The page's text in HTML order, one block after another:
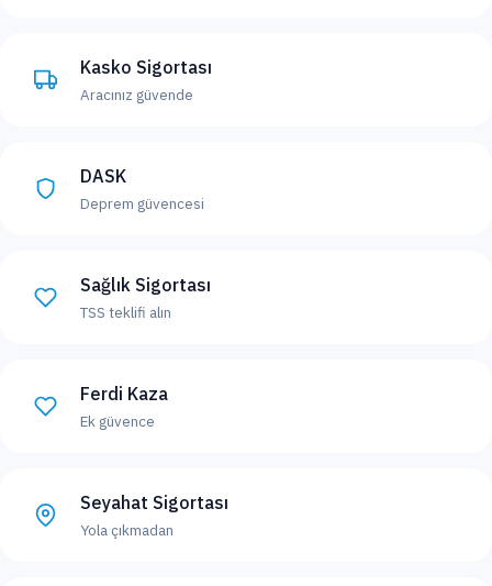
Kasko Sigortası
Aracınız güvende
DASK
Deprem güvencesi
Sağlık Sigortası
TSS teklifi alın
Ferdi Kaza
Ek güvence
Seyahat Sigortası
Yola çıkmadan